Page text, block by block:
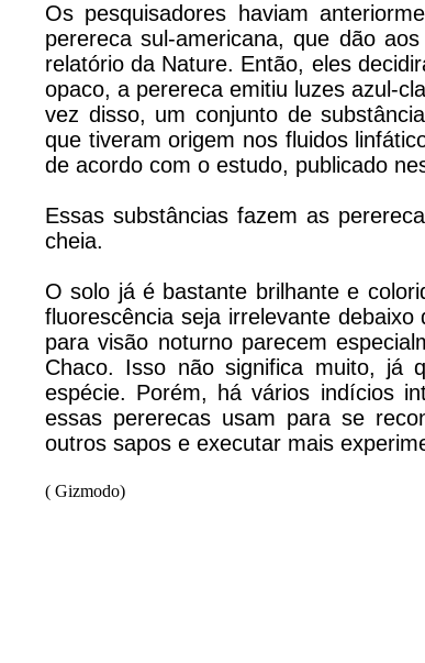
Os pesquisadores haviam
perereca sul-americana, que dão
relatório da Nature. Então, eles
opaco, a perereca emitiu luzes azul-
vez disso, um conjunto de
que tiveram origem nos fluidos
de acordo com o estudo, publicado
Essas substâncias fazem as
cheia.
O solo já é bastante brilhante e
fluorescência seja irrelevante
para visão noturno parecem
Chaco. Isso não significa muito, já
espécie. Porém, há vários indícios
essas pererecas usam para se
outros sapos e executar mais
( Gizmodo)